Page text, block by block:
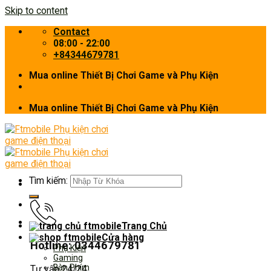
Skip to content
Contact
08:00 - 22:00
+84344679781
Mua online Thiết Bị Chơi Game và Phụ Kiện
Mua online Thiết Bị Chơi Game và Phụ Kiện
Hotline: 0344679781
Tìm kiếm:
Trang Chủ
Cửa hàng
Phụ Kiện
Gaming
Bàn Phím